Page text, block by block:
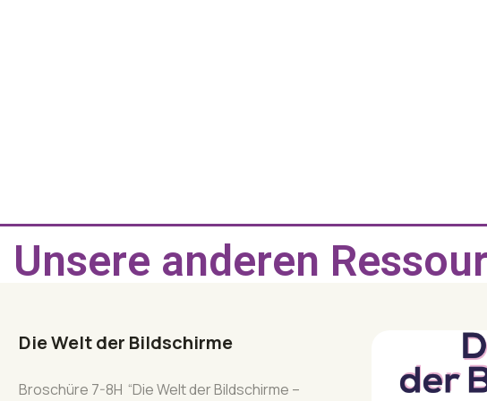
Unsere anderen
Die Welt der Bildschirme
Broschüre 7-8H “Die Welt der Bildschirme –